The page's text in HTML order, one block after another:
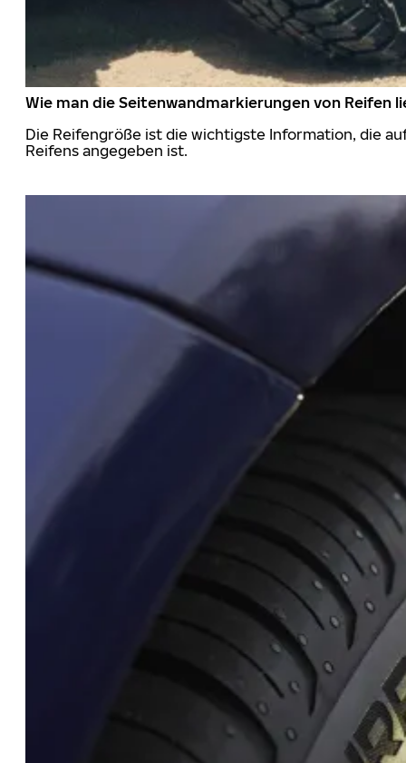
Wie man die Seitenwandmarkierungen von Reifen
Die Reifengröße ist die wichtigste Information, die
Reifens angegeben ist.